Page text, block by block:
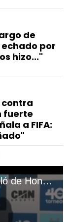
de
por
hizo..."
contra
fuerte
a FIFA:
Scaloni, DT de Argentina, habló de Honduras: ¿Le preocupa el juego brusco? “Es una selección con tradición”